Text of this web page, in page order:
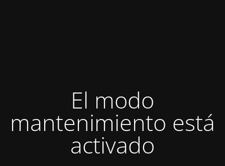
El modo
mantenimiento está
activado